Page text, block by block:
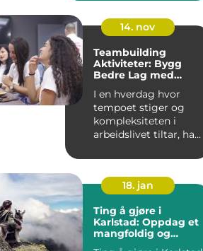
14. nov
Teambuilding
Aktiviteter: Bygg
Bedre Lag med
I en hverdag hvor
tempoet stiger og
kompleksiteten i
arbeidslivet tiltar, har
godt...
18. jan
Ting å gjøre i
Karlstad: Oppdag et
mangfoldig og